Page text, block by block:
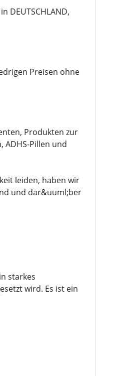
DEUTSCHLAND,
Preisen ohne
Produkten zur
Pillen und
leiden, haben wir
und dar&uuml;ber
starkes
wird. Es ist ein